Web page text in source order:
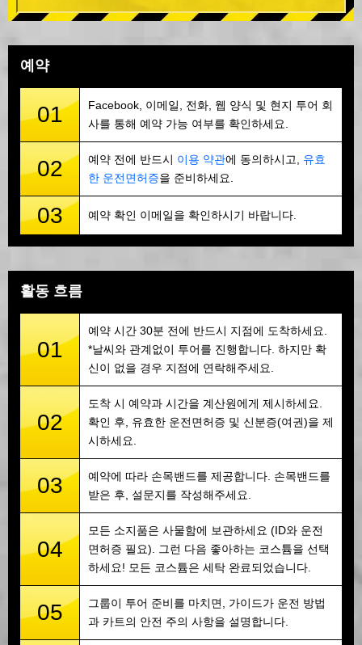
예약
01
Facebook, 이메일, 전화, 웹 양식 및 현지 투어 회
사를 통해 예약 가능 여부를 확인하세요.
02 예약 전에 반드시 이용 약관에 동의하시고, 유효
한 운전면허증을 준비하세요.
03 예약 확인 이메일을 확인하시기 바랍니다.
활동 흐름
01
예약 시간 30분 전에 반드시 지점에 도착하세요.
*날씨와 관계없이 투어를 진행합니다. 하지만 확
신이 없을 경우 지점에 연락해주세요.
02
도착 시 예약과 시간을 계산원에게 제시하세요.
확인 후, 유효한 운전면허증 및 신분증(여권)을 제
시하세요.
03
예약에 따라 손목밴드를 제공합니다. 손목밴드를
받은 후, 설문지를 작성해주세요.
04
모든 소지품은 사물함에 보관하세요 (ID와 운전
면허증 필요). 그런 다음 좋아하는 코스튬을 선택
하세요! 모든 코스튬은 세탁 완료되었습니다.
05
그룹이 투어 준비를 마치면, 가이드가 운전 방법
과 카트의 안전 주의 사항을 설명합니다.